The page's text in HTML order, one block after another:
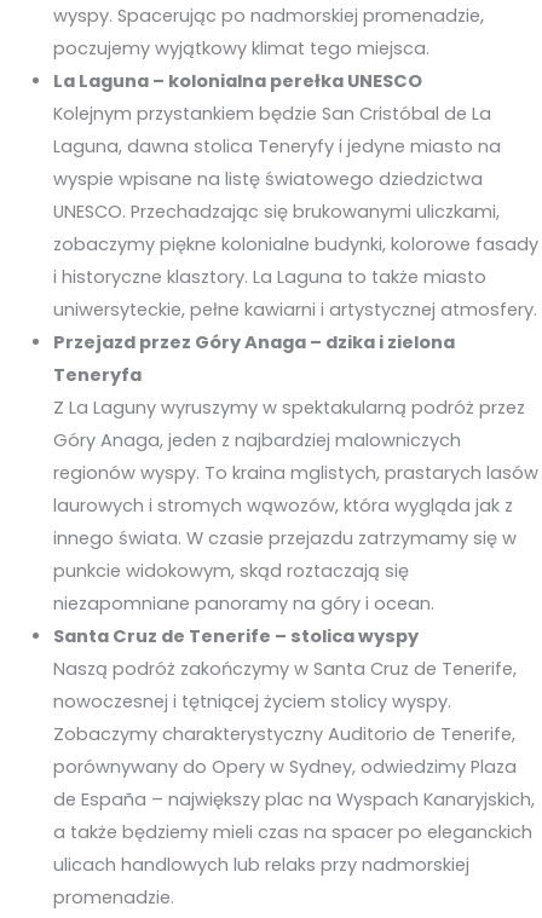
wyspy. Spacerując po nadmorskiej promenadzie,
poczujemy wyjątkowy klimat tego miejsca.
La Laguna – kolonialna perełka UNESCO
Kolejnym przystankiem będzie San Cristóbal de La
Laguna, dawna stolica Teneryfy i jedyne miasto na
wyspie wpisane na listę światowego dziedzictwa
UNESCO. Przechadzając się brukowanymi uliczkami,
zobaczymy piękne kolonialne budynki, kolorowe fasady
i historyczne klasztory. La Laguna to także miasto
uniwersyteckie, pełne kawiarni i artystycznej atmosfery.
Przejazd przez Góry Anaga – dzika i zielona
Teneryfa
Z La Laguny wyruszymy w spektakularną podróż przez
Góry Anaga, jeden z najbardziej malowniczych
regionów wyspy. To kraina mglistych, prastarych lasów
laurowych i stromych wąwozów, która wygląda jak z
innego świata. W czasie przejazdu zatrzymamy się w
punkcie widokowym, skąd roztaczają się
niezapomniane panoramy na góry i ocean.
Santa Cruz de Tenerife – stolica wyspy
Naszą podróż zakończymy w Santa Cruz de Tenerife,
nowoczesnej i tętniącej życiem stolicy wyspy.
Zobaczymy charakterystyczny Auditorio de Tenerife,
porównywany do Opery w Sydney, odwiedzimy Plaza
de España – największy plac na Wyspach Kanaryjskich,
a także będziemy mieli czas na spacer po eleganckich
ulicach handlowych lub relaks przy nadmorskiej
promenadzie.